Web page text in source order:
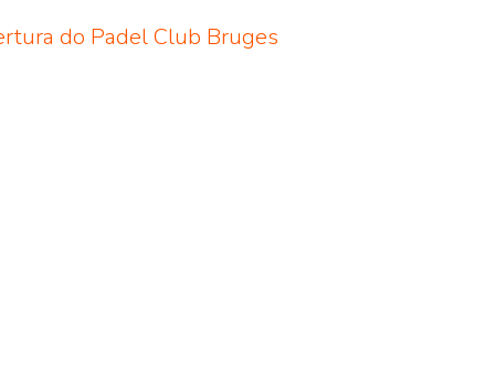
do Padel Club Bruges